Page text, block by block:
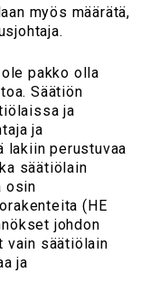
myös määrätä,
pakko olla
Säätiön
ja
ja
lakiin perustuvaa
säätiölain
osin
(HE
johdon
vain säätiölain
ja